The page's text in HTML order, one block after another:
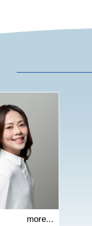
more...